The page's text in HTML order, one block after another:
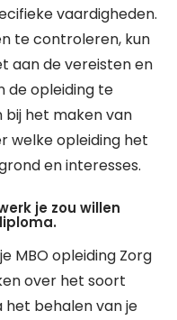
vaardigheden.
te controleren, kun
aan de vereisten en
de opleiding te
bij het maken van
welke opleiding het
en interesses.
je zou willen
MBO opleiding Zorg
over het soort
het behalen van je